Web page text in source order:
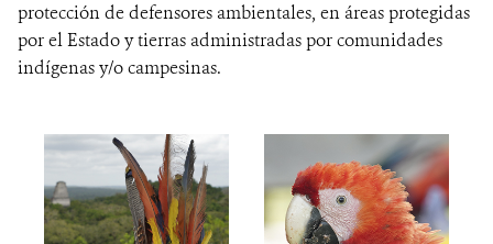
protección de defensores ambientales, en áreas protegidas
por el Estado y tierras administradas por comunidades
indígenas y/o campesinas.